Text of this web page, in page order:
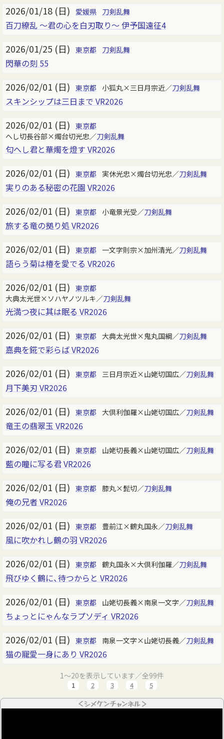
2026/01/18 (日) 愛媛県 刀剣乱舞
百刀繚乱 ～君の心を白刃取り～ 伊予国遠征4
2026/01/25 (日) 東京都 刀剣乱舞
閃華の刻 55
2026/02/01 (日) 東京都 小狐丸×三日月宗近／刀剣乱舞
スキンシップは三日まで VR2026
2026/02/01 (日) 東京都
へし切長谷部×燭台切光忠／刀剣乱舞
匂へし君と華燭を燈す VR2026
2026/02/01 (日) 東京都 実休光忠×燭台切光忠／刀剣乱舞
実りのある秘密の花園 VR2026
2026/02/01 (日) 東京都 小竜景光受／刀剣乱舞
旅する竜の拠り処 VR2026
2026/02/01 (日) 東京都 一文字則宗×加州清光／刀剣乱舞
語らう菊は椿を愛でる VR2026
2026/02/01 (日) 東京都
大典太光世×ソハヤノツルキ／刀剣乱舞
光満つ夜に其は眠る VR2026
2026/02/01 (日) 東京都 大典太光世×鬼丸国綱／刀剣乱舞
嘉典を錵で彩らば VR2026
2026/02/01 (日) 東京都 三日月宗近×山姥切国広／刀剣乱舞
月下美刃 VR2026
2026/02/01 (日) 東京都 大倶利伽羅×山姥切国広／刀剣乱舞
竜王の翡翠玉 VR2026
2026/02/01 (日) 東京都 山姥切長義×山姥切国広／刀剣乱舞
藍の瞳に写る君 VR2026
2026/02/01 (日) 東京都 膝丸×髭切／刀剣乱舞
俺の兄者 VR2026
2026/02/01 (日) 東京都 豊前江×鶴丸国永／刀剣乱舞
風に吹かれし鶴の羽 VR2026
2026/02/01 (日) 東京都 鶴丸国永×大倶利伽羅／刀剣乱舞
飛びゆく鶴に、待つからと VR2026
2026/02/01 (日) 東京都 山姥切長義×南泉一文字／刀剣乱舞
ちょっとにゃんなラプソディ VR2026
2026/02/01 (日) 東京都 南泉一文字×山姥切長義／刀剣乱舞
猫の寵愛一身にあり VR2026
1～20を表示しています／全99件
1 2 3 4 5
＜シメケンチャンネル＞